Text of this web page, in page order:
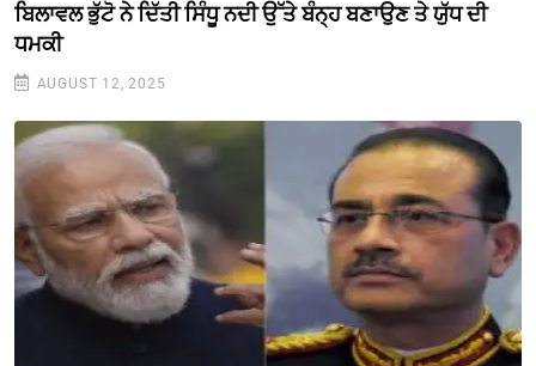
ਬਿਲਾਵਲ ਭੁੱਟੋ ਨੇ ਦਿੱਤੀ ਸਿੰਧੂ ਨਦੀ ਉੱਤੇ ਬੰਨ੍ਹ ਬਣਾਉਣ ਤੇ ਯੁੱਧ ਦੀ
ਧਮਕੀ
AUGUST 12, 2025